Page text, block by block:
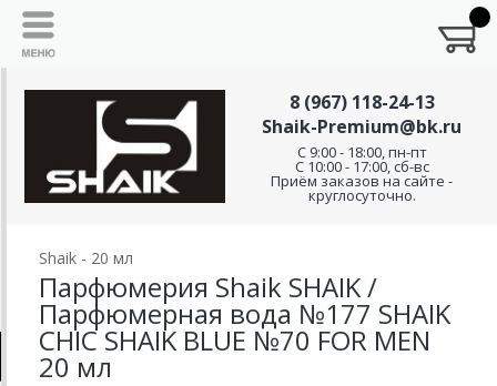
8 (967) 118-24-13
Shaik-Premium@bk.ru
C 9:00 - 18:00, пн-пт
С 10:00 - 17:00, сб-вс
Приём заказов на сайте -
круглосуточно.
Shaik - 20 мл
Парфюмерия Shaik SHAIK /
Парфюмерная вода №177 SHAIK
CHIC SHAIK BLUE №70 FOR MEN
20 мл